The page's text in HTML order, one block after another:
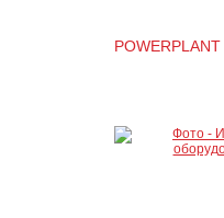
POWERPLANT